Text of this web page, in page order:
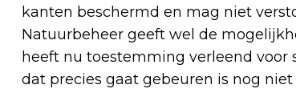
kanten beschermd en mag niet
Natuurbeheer geeft wel de
heeft nu toestemming verleend voor
dat precies gaat gebeuren is nog